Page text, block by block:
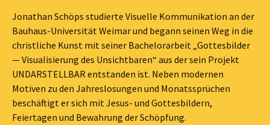
Jonathan Schöps studierte Visuelle Kommunikation an der
Bauhaus-Universität Weimar und begann seinen Weg in die
christliche Kunst mit seiner Bachelorarbeit „Gottesbilder
— Visualisierung des Unsichtbaren“ aus der sein Projekt
UNDARSTELLBAR entstanden ist. Neben modernen
Motiven zu den Jahreslosungen und Monatssprüchen
beschäftigt er sich mit Jesus- und Gottesbildern,
Feiertagen und Bewahrung der Schöpfung.